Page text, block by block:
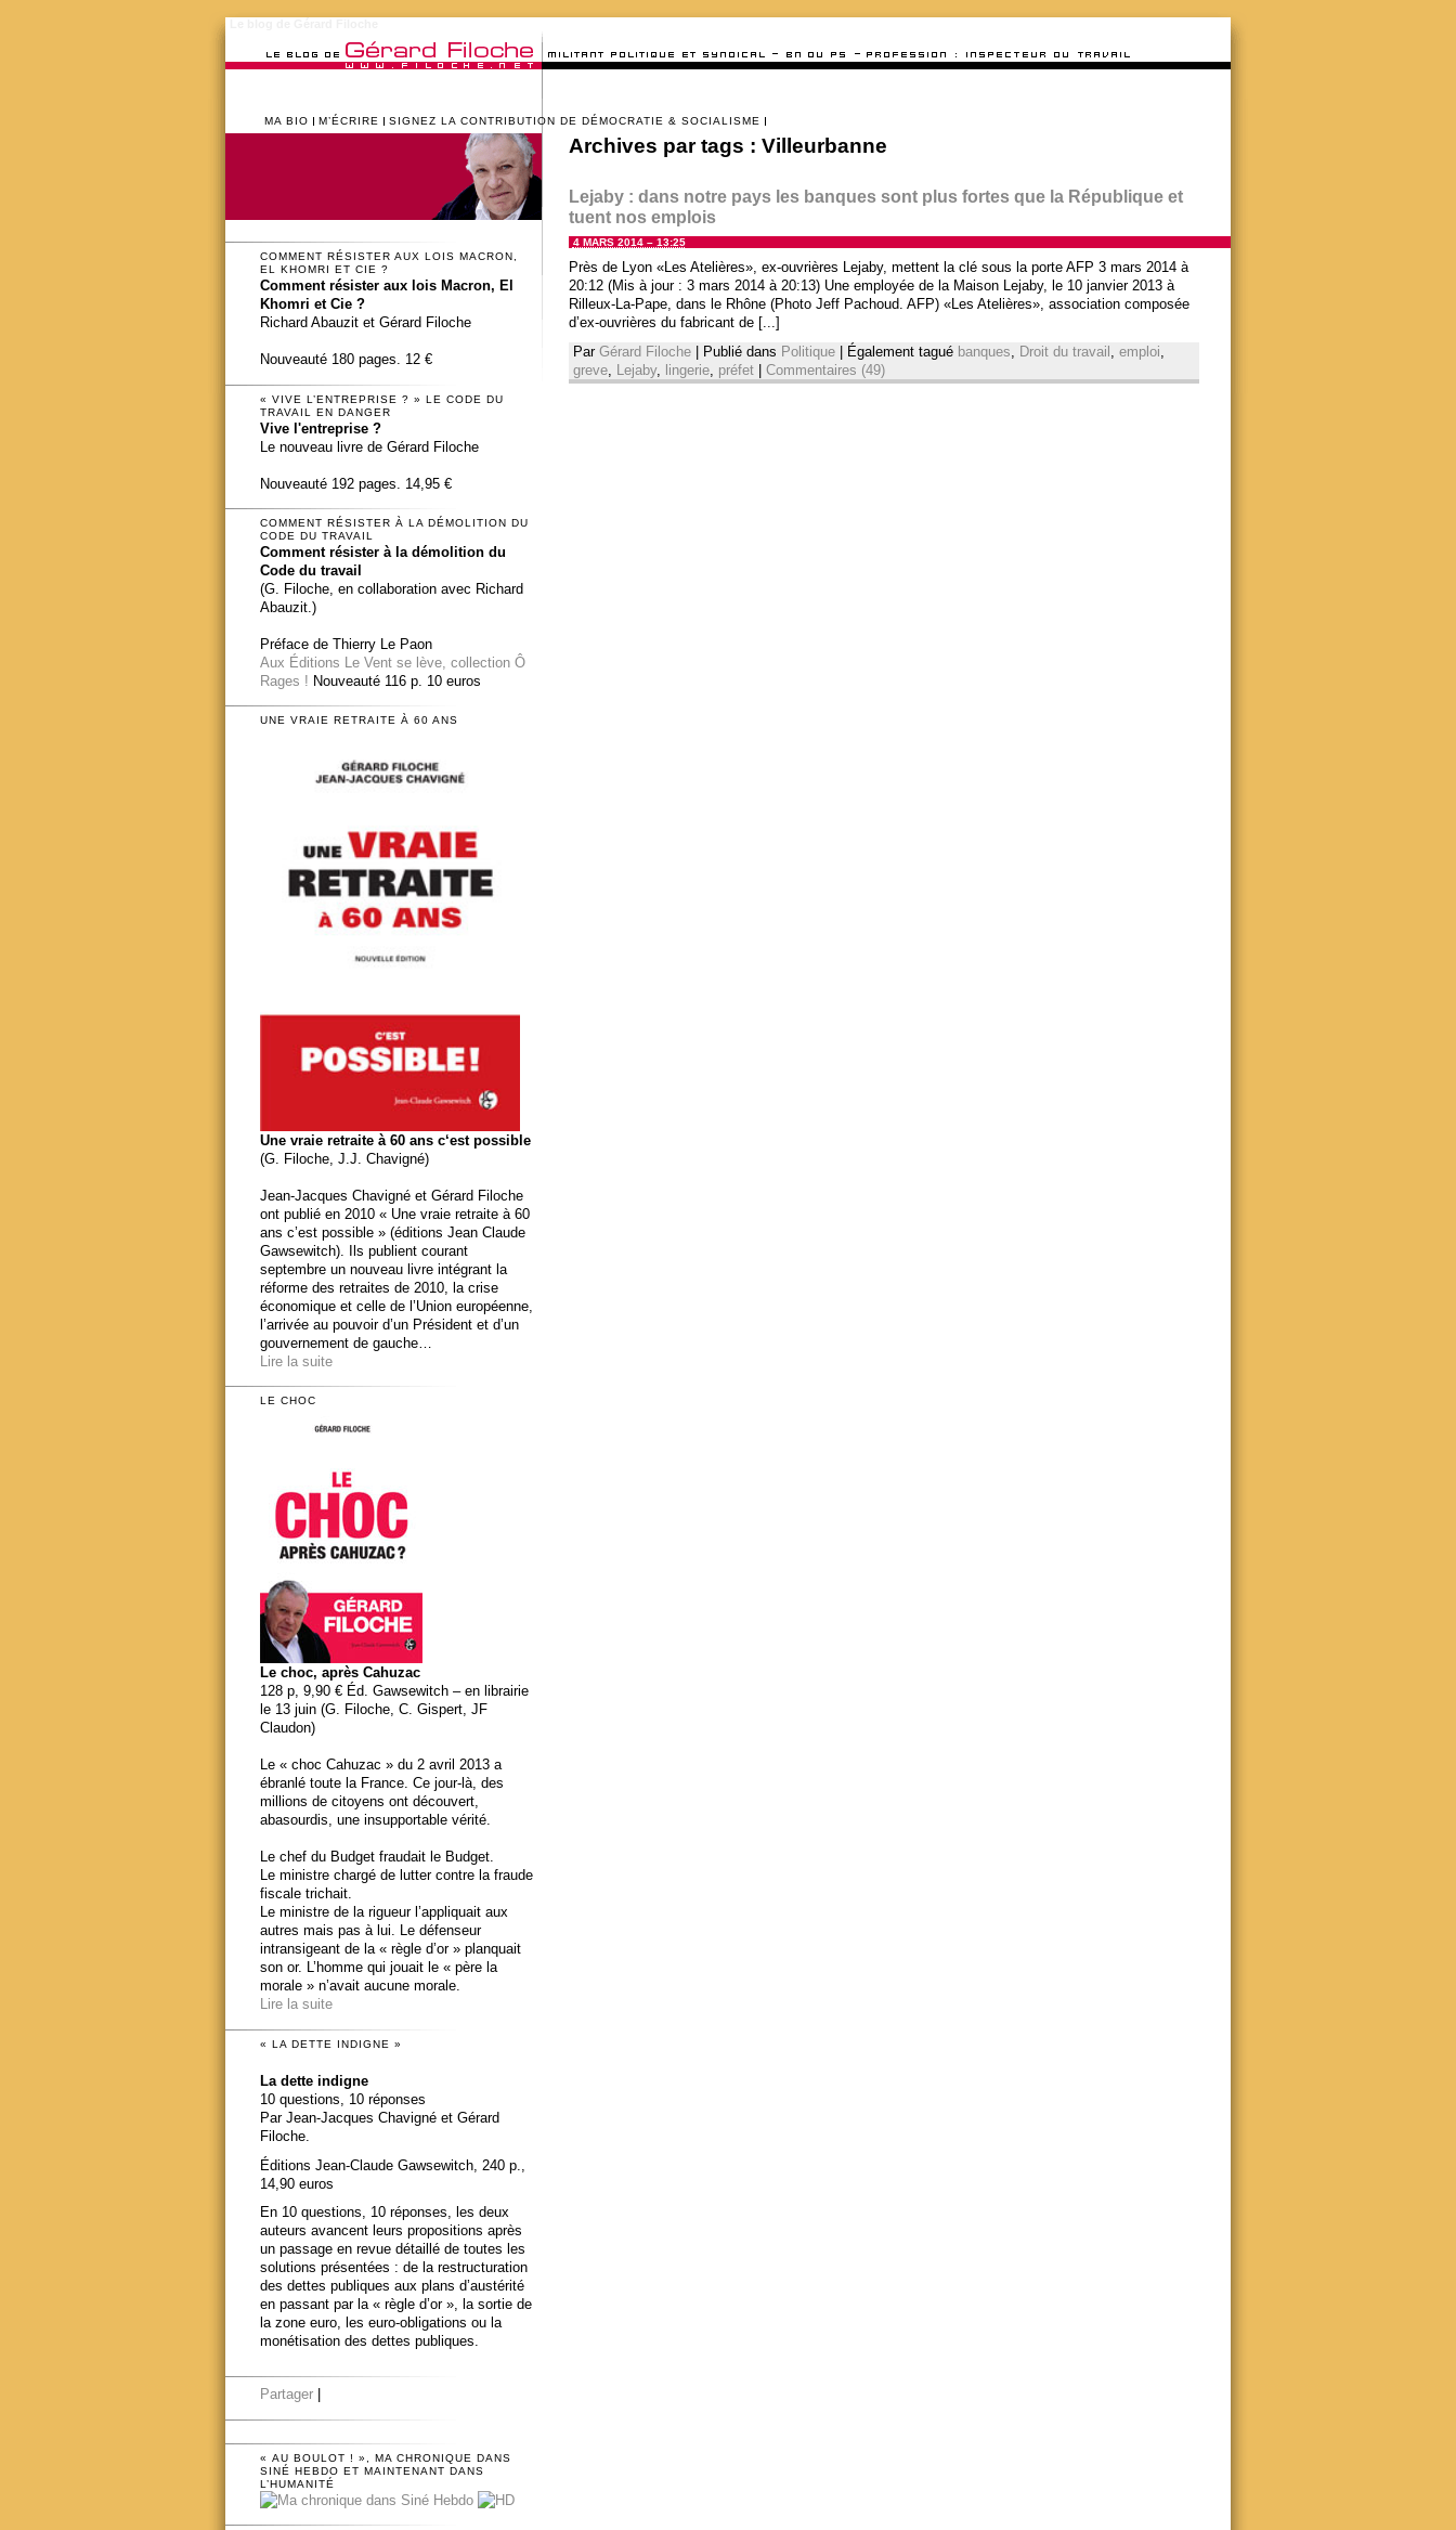
MA BIO M’ÉCRIRE SIGNEZ LA CONTRIBUTION DE DÉMOCRATIE & SOCIALISME
Archives par tags : Villeurbanne
Lejaby : dans notre pays les banques sont plus fortes que la République et
tuent nos emplois
4 MARS 2014 – 13:25
Près de Lyon «Les Atelières», ex-ouvrières Lejaby, mettent la clé sous la porte AFP 3 mars 2014 à
20:12 (Mis à jour : 3 mars 2014 à 20:13) Une employée de la Maison Lejaby, le 10 janvier 2013 à
Rilleux-La-Pape, dans le Rhône (Photo Jeff Pachoud. AFP) «Les Atelières», association composée
d’ex-ouvrières du fabricant de [...]
Par Gérard Filoche Publié dans Politique Également tagué banques Droit du travail emploi
greve, Lejaby, lingerie, préfet Commentaires (49)
COMMENT RÉSISTER AUX LOIS MACRON,
EL KHOMRI ET CIE ?
Comment résister aux lois Macron, El
Khomri et Cie ?
Richard Abauzit et Gérard Filoche
Nouveauté 180 pages. 12 €
« VIVE L’ENTREPRISE ? » LE CODE DU
TRAVAIL EN DANGER
Vive l'entreprise ?
Le nouveau livre de Gérard Filoche
Nouveauté 192 pages. 14,95 €
COMMENT RÉSISTER À LA DÉMOLITION DU
CODE DU TRAVAIL
Comment résister à la démolition du
Code du travail
(G. Filoche, en collaboration avec Richard
Abauzit.)
Préface de Thierry Le Paon
Aux Éditions Le Vent se lève, collection Ô
Rages ! Nouveauté 116 p. 10 euros
UNE VRAIE RETRAITE À 60 ANS
Une vraie retraite à 60 ans c‘est possible
(G. Filoche, J.J. Chavigné)
Jean-Jacques Chavigné et Gérard Filoche
ont publié en 2010 « Une vraie retraite à 60
ans c’est possible » (éditions Jean Claude
Gawsewitch). Ils publient courant
septembre un nouveau livre intégrant la
réforme des retraites de 2010, la crise
économique et celle de l’Union européenne,
l’arrivée au pouvoir d’un Président et d’un
gouvernement de gauche…
Lire la suite
LE CHOC
Le choc, après Cahuzac
128 p, 9,90 € Éd. Gawsewitch – en librairie
le 13 juin (G. Filoche, C. Gispert, JF
Claudon)
Le « choc Cahuzac » du 2 avril 2013 a
ébranlé toute la France. Ce jour-là, des
millions de citoyens ont découvert,
abasourdis, une insupportable vérité.
Le chef du Budget fraudait le Budget.
Le ministre chargé de lutter contre la fraude
fiscale trichait.
Le ministre de la rigueur l’appliquait aux
autres mais pas à lui. Le défenseur
intransigeant de la « règle d’or » planquait
son or. L’homme qui jouait le « père la
morale » n’avait aucune morale.
Lire la suite
« LA DETTE INDIGNE »
La dette indigne
10 questions, 10 réponses
Par Jean-Jacques Chavigné et Gérard
Filoche.
Éditions Jean-Claude Gawsewitch, 240 p.,
14,90 euros
En 10 questions, 10 réponses, les deux
auteurs avancent leurs propositions après
un passage en revue détaillé de toutes les
solutions présentées : de la restructuration
des dettes publiques aux plans d’austérité
en passant par la « règle d’or », la sortie de
la zone euro, les euro-obligations ou la
monétisation des dettes publiques.
Partager
« AU BOULOT ! », MA CHRONIQUE DANS
SINÉ HEBDO ET MAINTENANT DANS
L’HUMANITÉ